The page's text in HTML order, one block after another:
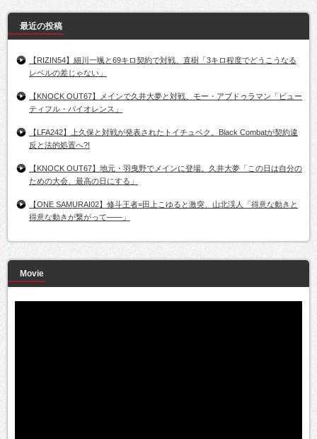
最近の投稿
【RIZIN54】細川一颯と69キロ契約で対戦、直樹「3キロ程度でどうこうなる
レベルの差じゃない」
【KNOCK OUT67】メインで久井大夢と対戦、モー・アブドゥラマン「ビュー
ティフル・バイオレンス」
【LFA242】上久保と対戦が発表されたトイチュベク。Black Combatが契約違
反と法的処置へ?!
【KNOCK OUT67】地元・羽曳野でメインに登場。久井大夢「この日は自分の
ための大会、最高の日にする」
【ONE SAMURAI02】修斗王者=田上こゆると激突、山北渓人「得意な動きと
得意な動きが繋がって――」
Movie